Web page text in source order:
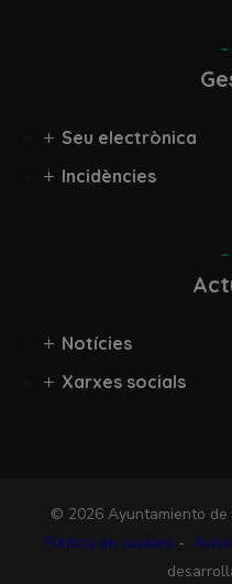
Seu electrònica
Incidències
Notícies
Xarxes socials
© 2026 Ayuntamiento de
Política de cookies -